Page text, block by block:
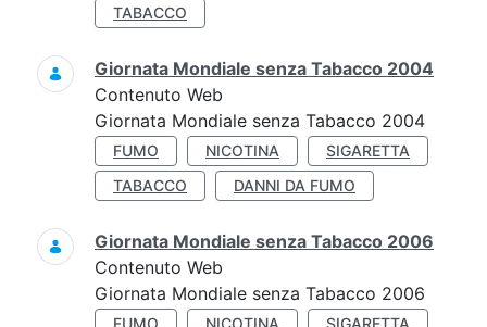
TABACCO
Giornata Mondiale senza Tabacco 2004
Contenuto Web
Giornata Mondiale senza Tabacco 2004
FUMO NICOTINA
SIGARETTA
TABACCO
DANNI DA FUMO
Giornata Mondiale senza Tabacco 2006
Contenuto Web
Giornata Mondiale senza Tabacco 2006
FUMO NICOTINA
SIGARETTA